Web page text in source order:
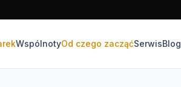
WspólnotyOd czego zacząćSerwisBlog